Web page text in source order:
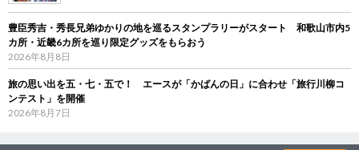
豊臣秀吉・秀長兄弟ゆかりの地を巡るスタンプラリーがスタート 和歌山市内5
カ所・近畿6カ所を巡り限定グッズをもらおう
2026年8月8日
旅の思い出を五・七・五で！ エースが「かばんの日」に合わせ「旅行川柳コ
ンテスト」を開催
2026年8月7日